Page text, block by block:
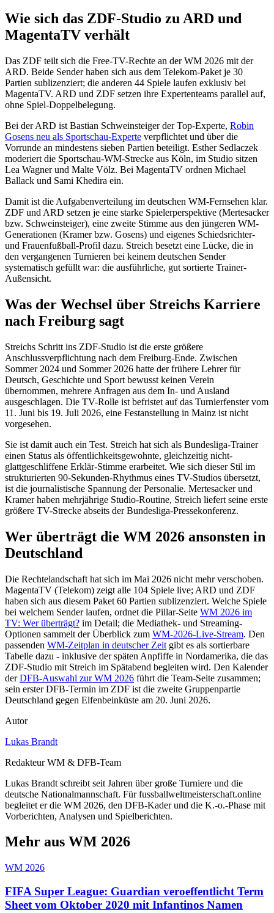
Wie sich das ZDF-Studio zu ARD und
MagentaTV verhält
Das ZDF teilt sich die Free-TV-Rechte an der WM 2026 mit der
ARD. Beide Sender haben sich aus dem Telekom-Paket je 30
Partien sublizenziert; die anderen 44 Spiele laufen exklusiv bei
MagentaTV. ARD und ZDF setzen ihre Expertenteams parallel auf,
ohne Spiel-Doppelbelegung.
Bei der ARD ist Bastian Schweinsteiger der Top-Experte, Robin
Gosens neu als Sportschau-Experte verpflichtet und über die
Vorrunde an mindestens sieben Partien beteiligt. Esther Sedlaczek
moderiert die Sportschau-WM-Strecke aus Köln, im Studio sitzen
Lea Wagner und Malte Völz. Bei MagentaTV ordnen Michael
Ballack und Sami Khedira ein.
Damit ist die Aufgabenverteilung im deutschen WM-Fernsehen klar.
ZDF und ARD setzen je eine starke Spielerperspektive (Mertesacker
bzw. Schweinsteiger), eine zweite Stimme aus den jüngeren WM-
Generationen (Kramer bzw. Gosens) und eigenes Schiedsrichter-
und Frauenfußball-Profil dazu. Streich besetzt eine Lücke, die in
den vergangenen Turnieren bei keinem deutschen Sender
systematisch gefüllt war: die ausführliche, gut sortierte Trainer-
Außensicht.
Was der Wechsel über Streichs Karriere
nach Freiburg sagt
Streichs Schritt ins ZDF-Studio ist die erste größere
Anschlussverpflichtung nach dem Freiburg-Ende. Zwischen
Sommer 2024 und Sommer 2026 hatte der frühere Lehrer für
Deutsch, Geschichte und Sport bewusst keinen Verein
übernommen, mehrere Anfragen aus dem In- und Ausland
ausgeschlagen. Die TV-Rolle ist befristet auf das Turnierfenster vom
11. Juni bis 19. Juli 2026, eine Festanstellung in Mainz ist nicht
vorgesehen.
Sie ist damit auch ein Test. Streich hat sich als Bundesliga-Trainer
einen Status als öffentlichkeitsgewohnte, gleichzeitig nicht-
glattgeschliffene Erklär-Stimme erarbeitet. Wie sich dieser Stil im
strukturierten 90-Sekunden-Rhythmus eines TV-Studios übersetzt,
ist die journalistische Spannung der Personalie. Mertesacker und
Kramer haben mehrjährige Studio-Routine, Streich liefert seine erste
größere TV-Strecke abseits der Bundesliga-Pressekonferenz.
Wer überträgt die WM 2026 ansonsten in
Deutschland
Die Rechtelandschaft hat sich im Mai 2026 nicht mehr verschoben.
MagentaTV (Telekom) zeigt alle 104 Spiele live; ARD und ZDF
haben sich aus diesem Paket 60 Partien sublizenziert. Welche Spiele
bei welchem Sender laufen, ordnet die Pillar-Seite WM 2026 im
TV: Wer überträgt? im Detail; die Mediathek- und Streaming-
Optionen sammelt der Überblick zum WM-2026-Live-Stream. Den
passenden WM-Zeitplan in deutscher Zeit gibt es als sortierbare
Tabelle dazu - inklusive der späten Anpfiffe in Nordamerika, die das
ZDF-Studio mit Streich im Spätabend begleiten wird. Den Kalender
derDFB-Auswahl zur WM 2026 führt die Team-Seite zusammen;
sein erster DFB-Termin im ZDF ist die zweite Gruppenpartie
Deutschland gegen Elfenbeinküste am 20. Juni 2026.
Autor
Lukas Brandt
Redakteur WM & DFB-Team
Lukas Brandt schreibt seit Jahren über große Turniere und die
deutsche Nationalmannschaft. Für fussballweltmeisterschaft.online
begleitet er die WM 2026, den DFB-Kader und die K.-o.-Phase mit
Vorberichten, Analysen und Spielberichten.
Mehr aus WM 2026
WM 2026
FIFA Super League: Guardian veroeffentlicht Term
Sheet vom Oktober 2020 mit Infantinos Namen